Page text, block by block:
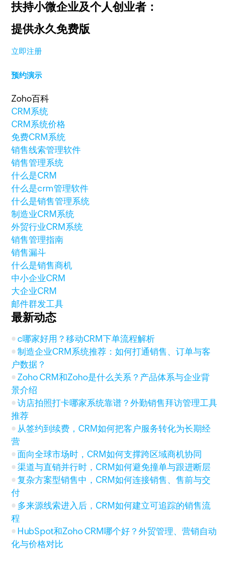
扶持小微企业及个人创业者：
提供永久免费版
立即注册
预约演示
Zoho百科
CRM系统
CRM系统价格
免费CRM系统
销售线索管理软件
销售管理系统
什么是CRM
什么是crm管理软件
什么是销售管理系统
制造业CRM系统
外贸行业CRM系统
销售管理指南
销售漏斗
什么是销售商机
中小企业CRM
大企业CRM
邮件群发工具
最新动态
c哪家好用？移动CRM下单流程解析
制造企业CRM系统推荐：如何打通销售、订单与客
户数据？
Zoho CRM和Zoho是什么关系？产品体系与企业背
景介绍
访店拍照打卡哪家系统靠谱？外勤销售拜访管理工具
推荐
从签约到续费，CRM如何把客户服务转化为长期经
营
面向全球市场时，CRM如何支撑跨区域商机协同
渠道与直销并行时，CRM如何避免撞单与跟进断层
复杂方案型销售中，CRM如何连接销售、售前与交
付
多来源线索进入后，CRM如何建立可追踪的销售流
程
HubSpot和Zoho CRM哪个好？外贸管理、营销自动
化与价格对比